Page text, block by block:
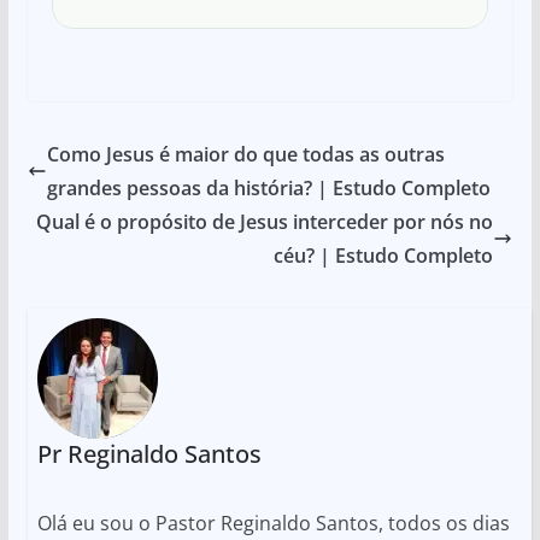
Como Jesus é maior do que todas as outras
grandes pessoas da história? | Estudo Completo
Qual é o propósito de Jesus interceder por nós no
céu? | Estudo Completo
Pr Reginaldo Santos
Olá eu sou o Pastor Reginaldo Santos, todos os dias